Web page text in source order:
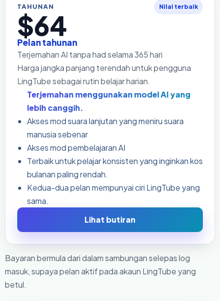
TAHUNAN Nilai terbaik
$64
Pelan tahunan
Terjemahan AI tanpa had selama 365 hari
Harga jangka panjang terendah untuk pengguna
LingTube sebagai rutin belajar harian.
Terjemahan menggunakan model AI yang
lebih canggih.
Akses mod suara lanjutan yang meniru suara
manusia sebenar
Akses mod pembelajaran AI
Terbaik untuk pelajar konsisten yang inginkan kos
bulanan paling rendah.
Kedua-dua pelan mempunyai ciri LingTube yang
sama.
Lihat butiran
Bayaran bermula dari dalam sambungan selepas log
masuk, supaya pelan aktif pada akaun LingTube yang
betul.